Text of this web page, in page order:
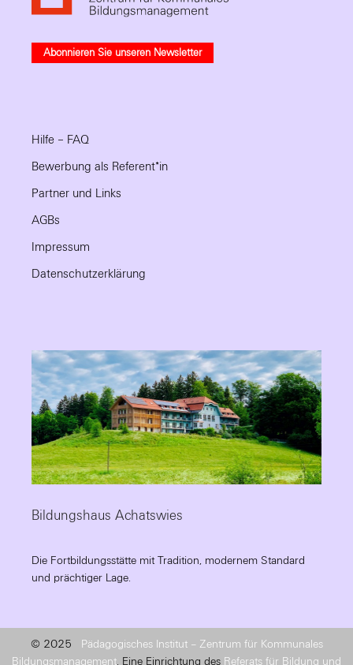
Abonnieren Sie unseren Newsletter
Hilfe – FAQ
Bewerbung als Referent*in
Partner und Links
AGBs
Impressum
Datenschutzerklärung
Bildungshaus Achatswies
Die Fortbildungsstätte mit Tradition, modernem Standard
und prächtiger Lage.
© 2025 Pädagogisches Institut – Zentrum für Kommunales
Bildungsmanagement. Eine Einrichtung des Referats für Bildung und